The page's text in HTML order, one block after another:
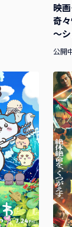
映
奇
～
公開